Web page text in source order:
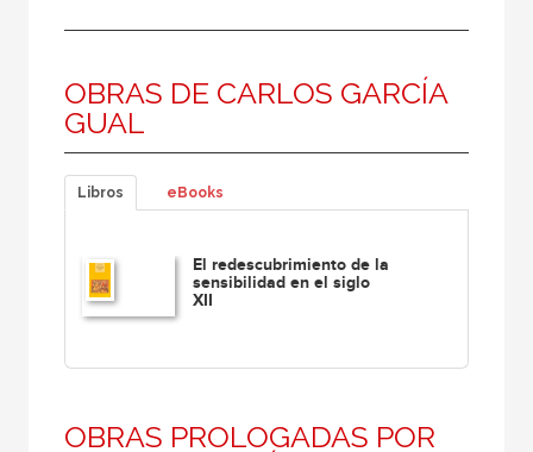
Coordinador
Editor
Ilustrador
Traductor
OBRAS DE CARLOS GARCÍA
GUAL
Libros eBooks
El redescubrimiento de la
sensibilidad en el siglo
XII
OBRAS PROLOGADAS POR